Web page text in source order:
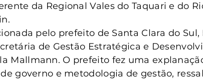
da Regional Vales do Taquari e do
pelo prefeito de Santa Clara do Sul,
de Gestão Estratégica e
Mallmann. O prefeito fez uma
governo e metodologia de gestão,